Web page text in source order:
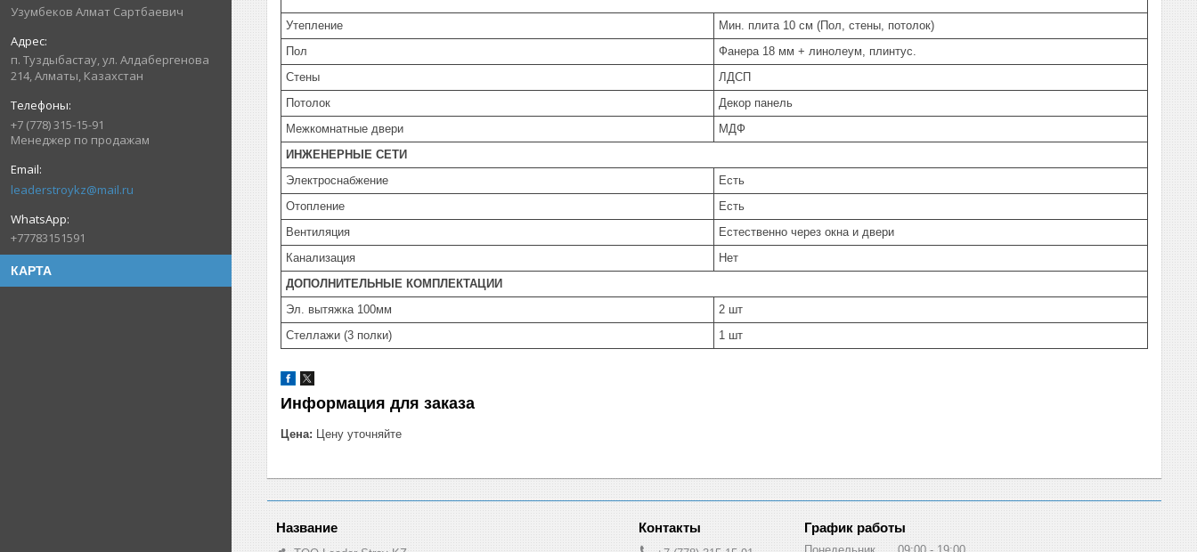
Узумбеков Алмат Сартбаевич
п. Туздыбастау, ул. Алдабергенова
214, Алматы, Казахстан
+7 (778) 315-15-91
Менеджер по продажам
leaderstroykz@mail.ru
+77783151591
КАРТА
Утепление
Мин. плита 10 см (Пол, стены, потолок)
Пол
Фанера 18 мм + линолеум, плинтус.
Стены
ЛДСП
Потолок
Декор панель
Межкомнатные двери
МДФ
ИНЖЕНЕРНЫЕ СЕТИ
Электроснабжение
Есть
Отопление
Есть
Вентиляция
Естественно через окна и двери
Канализация
Нет
ДОПОЛНИТЕЛЬНЫЕ КОМПЛЕКТАЦИИ
Эл. вытяжка 100мм
2 шт
Стеллажи (3 полки)
1 шт
Информация для заказа
Цена: Цену уточняйте
График работы